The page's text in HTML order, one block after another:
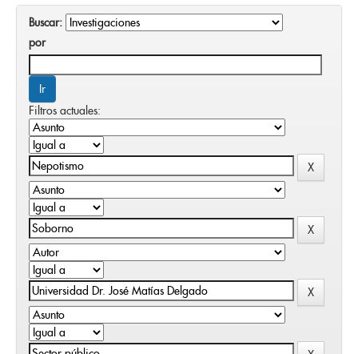
Buscar:
por
Filtros actuales: